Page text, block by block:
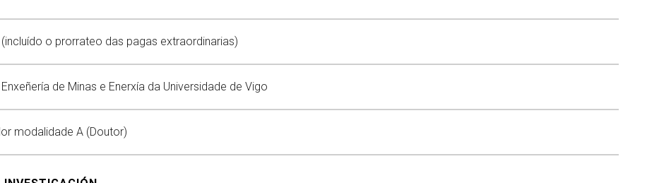
o prorrateo das pagas extraordinarias)
de Minas e Enerxía da Universidade de Vigo
modalidade A (Doutor)